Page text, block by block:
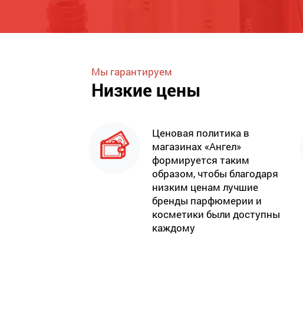
Мы гарантируем
Низкие цены
Ценовая политика в
магазинах «Ангел»
формируется таким
образом, чтобы благодаря
низким ценам лучшие
бренды парфюмерии и
косметики были доступны
каждому